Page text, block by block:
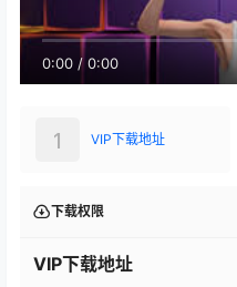
0:00 /0:00
VIP下载地址
1
下载权限
VIP下载地址